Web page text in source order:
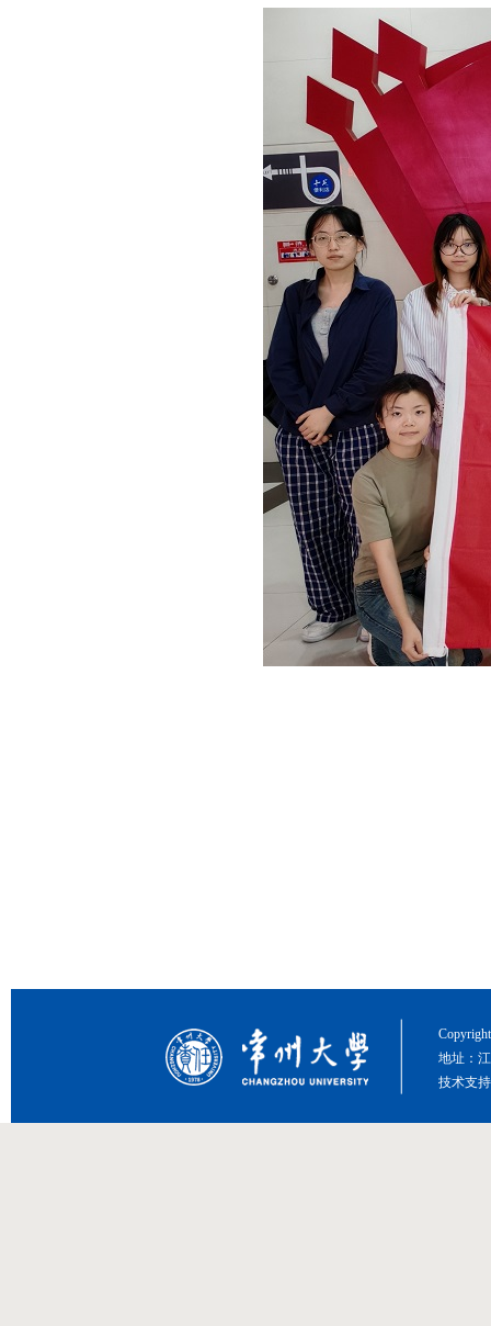
地址：
技术支